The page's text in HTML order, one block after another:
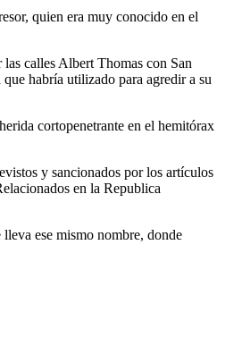
quien era muy conocido en el
calles Albert Thomas con San
habría utilizado para agredir a su
cortopenetrante en el hemitórax
y sancionados por los artículos
en la Republica
ese mismo nombre, donde